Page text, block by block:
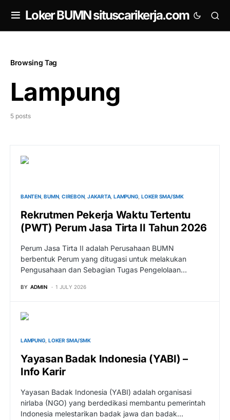
Loker BUMN situscarikerja.com
Browsing Tag
Lampung
5 posts
BANTEN BUMN CIREBON JAKARTA LAMPUNG LOKER SMA/SMK
Rekrutmen Pekerja Waktu Tertentu
(PWT) Perum Jasa Tirta II Tahun 2026
Perum Jasa Tirta II adalah Perusahaan BUMN
berbentuk Perum yang ditugasi untuk melakukan
Pengusahaan dan Sebagian Tugas Pengelolaan…
BY ADMIN 1 JULY 2026
LAMPUNG LOKER SMA/SMK
Yayasan Badak Indonesia (YABI) –
Info Karir
Yayasan Badak Indonesia (YABI) adalah organisasi
nirlaba (NGO) yang berdedikasi membantu pemerintah
Indonesia melestarikan badak jawa dan badak…